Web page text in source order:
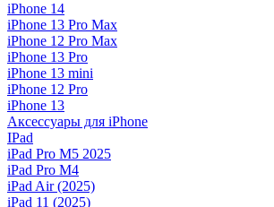
iPhone 14
iPhone 13 Pro Max
iPhone 12 Pro Max
iPhone 13 Pro
iPhone 13 mini
iPhone 12 Pro
iPhone 13
Аксессуары для iPhone
IPad
iPad Pro M5 2025
iPad Pro M4
iPad Air (2025)
iPad 11 (2025)